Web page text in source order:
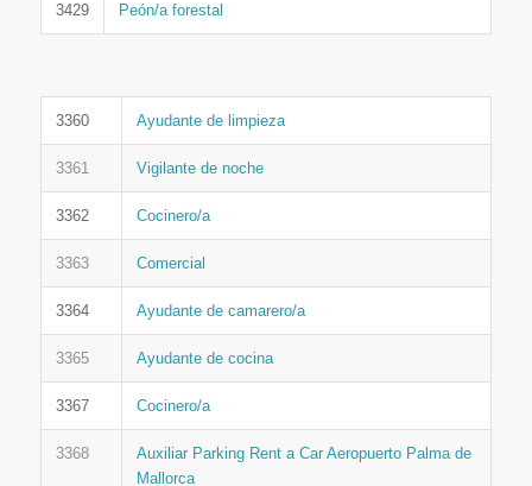
3429 Peón/a forestal
3360 Ayudante de limpieza
3361 Vigilante de noche
3362 Cocinero/a
3363 Comercial
3364 Ayudante de camarero/a
3365 Ayudante de cocina
3367 Cocinero/a
3368
Auxiliar Parking Rent a Car Aeropuerto Palma de
Mallorca